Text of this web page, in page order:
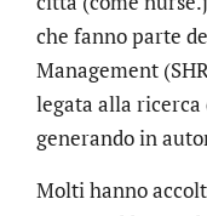
che fanno parte
Management
legata alla
generando in
Molti hanno